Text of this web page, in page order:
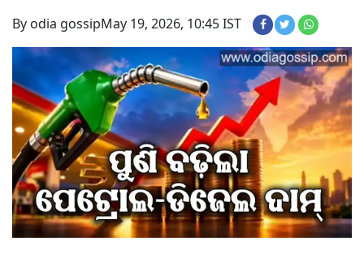
By odia gossipMay 19, 2026, 10:45 IST